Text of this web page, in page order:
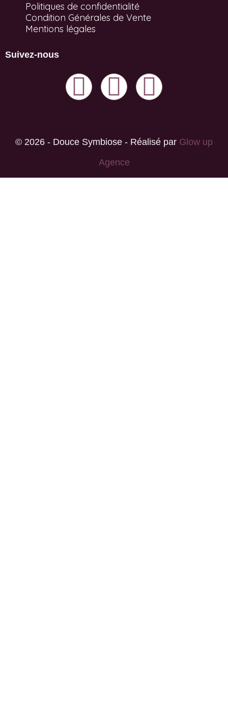
Politiques de confidentialité
Condition Générales de Vente
Mentions légales
Suivez-nous
© 2026 - Douce Symbiose - Réalisé par Glow up
Agence